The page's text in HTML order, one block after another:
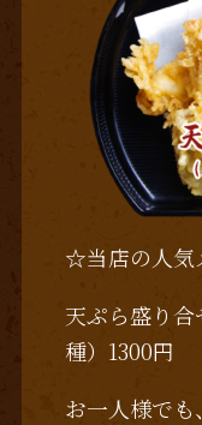
☆当店の人
天ぷら盛り
種）1300円
お一人様で